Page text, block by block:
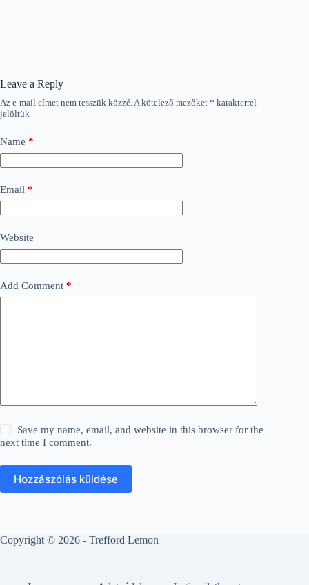
Leave a Reply
Az e-mail címet nem tesszük közzé.A kötelező mezőket * karakterrel
jelöltük
Name *
Email *
Website
Add Comment *
Save my name, email, and website in this browser for the
next time I comment.
Hozzászólás küldése
Copyright © 2026 - Trefford Lemon